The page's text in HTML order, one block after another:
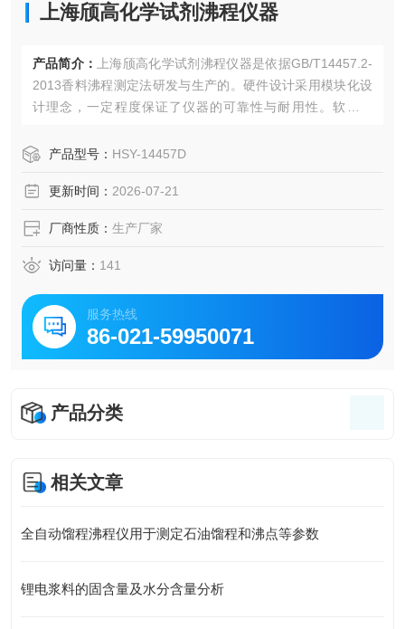
上海颀高化学试剂沸程仪器
产品简介：
上海颀高化学试剂沸程仪器是依据GB/T14457.2-
2013香料沸程测定法研发与生产的。硬件设计采用模块化设
计理念，一定程度保证了仪器的可靠性与耐用性。软件设
人性化，更便于操作。是一款可以替代进口的，国内的自动
产品型号： HSY-14457D
更新时间： 2026-07-21
厂商性质： 生产厂家
访问量： 141
服务热线
86-021-59950071
产品分类
相关文章
全自动馏程沸程仪用于测定石油馏程和沸点等参数
锂电浆料的固含量及水分含量分析